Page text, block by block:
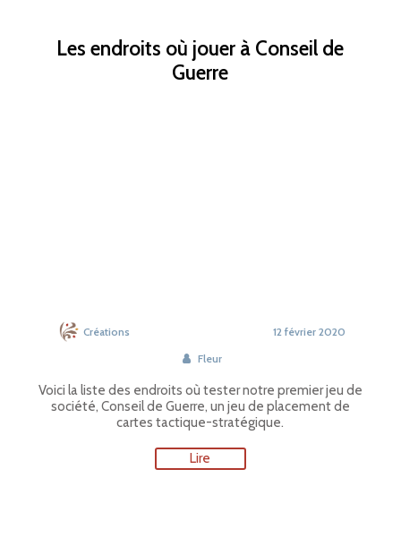
Les endroits où jouer à Conseil de
Guerre
Créations
Fleur
12 février 2020
Voici la liste des endroits où tester notre premier jeu de
société, Conseil de Guerre, un jeu de placement de
cartes tactique-stratégique.
Lire